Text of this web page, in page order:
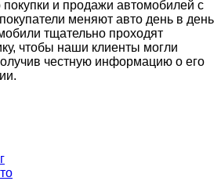
и продажи автомобилей с
меняют авто день в день
тщательно проходят
чтобы наши клиенты могли
честную информацию о его